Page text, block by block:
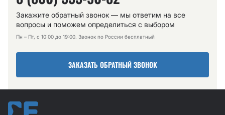
Закажите обратный звонок — мы ответим на все
вопросы и поможем определиться с выбором
Пн – Пт, с 10:00 до 19:00. Звонок по России бесплатный
ЗАКАЗАТЬ ОБРАТНЫЙ ЗВОНОК